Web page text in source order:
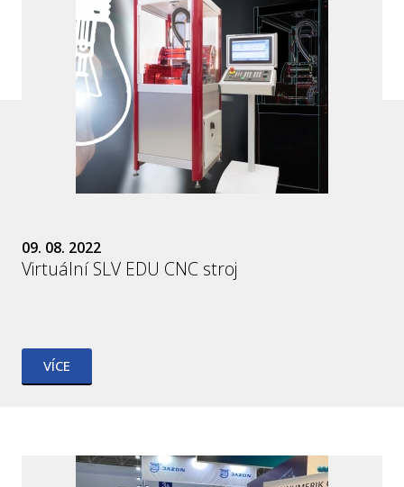
09. 08. 2022
Virtuální SLV EDU CNC stroj
VÍCE